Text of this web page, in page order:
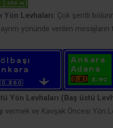
Yön Levhaları: Çok şeritli
ayrım yönünde verilen
Yön Levhaları (Baş üstü
vermek ve Kavşak Öncesi Yön